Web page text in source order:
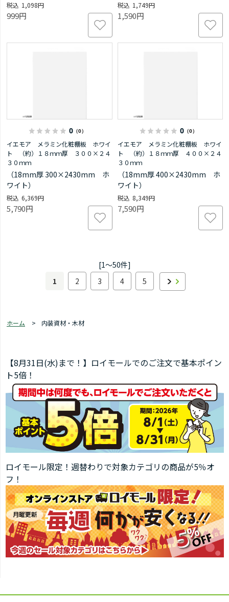
1,098円
999円
1,749円
1,590円
0 （0）
イエモア メラミン化粧棚板 ホワイ
ト （約）１８ｍｍ厚 ３００×２４
３０ｍｍ
（18mm厚 300×2430mm ホ
ワイト）
6,369円
5,790円
0（0）
イエモア メラミン化粧棚板 ホワイ
ト （約）１８ｍｍ厚 ４００×２４
３０ｍｍ
（18mm厚 400×2430mm ホ
ワイト）
8,349円
7,590円
[1～50件]
1
2 3 4 5
ホーム > 内装資材・木材
【8月31日(水)まで！】ロイモールでのご注文で基本ポイン
ト5倍！
ロイモール限定！週替わりで対象カテゴリの商品が5％オ
フ！